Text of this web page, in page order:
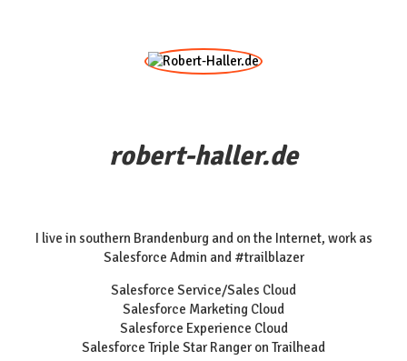
robert-haller.de
I live in southern Brandenburg and on the Internet, work as
Salesforce Admin and #trailblazer
Salesforce Service/Sales Cloud
Salesforce Marketing Cloud
Salesforce Experience Cloud
Salesforce Triple Star Ranger on Trailhead